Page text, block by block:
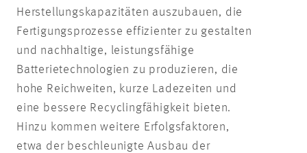
Herstellungskapazitäten auszubauen, die
Fertigungsprozesse effizienter zu gestalten
und nachhaltige, leistungsfähige
Batterietechnologien zu produzieren, die
hohe Reichweiten, kurze Ladezeiten und
eine bessere Recyclingfähigkeit bieten.
Hinzu kommen weitere Erfolgsfaktoren,
etwa der beschleunigte Ausbau der